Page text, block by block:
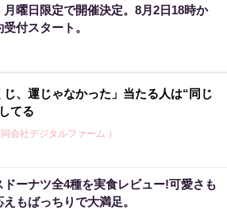
月曜日限定で開催決定。8月2日18時か
受付スタート。
じ、運じゃなかった」当たる人は“同じ
てる
会社デジタルファーム ）
ドーナツ全4種を実食レビュー!可愛さも
もばっちりで大満足。